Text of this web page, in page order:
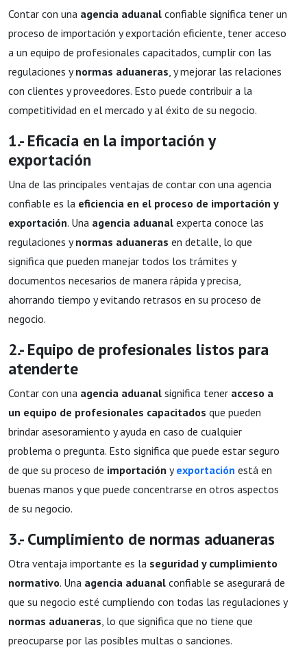
Contar con una agencia aduanal confiable significa tener un
proceso de importación y exportación eficiente, tener acceso
a un equipo de profesionales capacitados, cumplir con las
regulaciones ynormas aduaneras, y mejorar las relaciones
con clientes y proveedores. Esto puede contribuir a la
competitividad en el mercado y al éxito de su negocio.
1.- Eficacia en la importación y
exportación
Una de las principales ventajas de contar con una agencia
confiable es la eficiencia en el proceso de importación y
exportación. Una agencia aduanal experta conoce las
regulaciones ynormas aduaneras en detalle, lo que
significa que pueden manejar todos los trámites y
documentos necesarios de manera rápida y precisa,
ahorrando tiempo y evitando retrasos en su proceso de
negocio.
2.- Equipo de profesionales listos para
atenderte
Contar con una agencia aduanal significa tener acceso a
un equipo de profesionales capacitados que pueden
brindar asesoramiento y ayuda en caso de cualquier
problema o pregunta. Esto significa que puede estar seguro
de que su proceso de importación yexportación está en
buenas manos y que puede concentrarse en otros aspectos
de su negocio.
3.- Cumplimiento de normas aduaneras
Otra ventaja importante es la seguridad y cumplimiento
normativo. Una agencia aduanal confiable se asegurará de
que su negocio esté cumpliendo con todas las regulaciones y
normas aduaneras, lo que significa que no tiene que
preocuparse por las posibles multas o sanciones.